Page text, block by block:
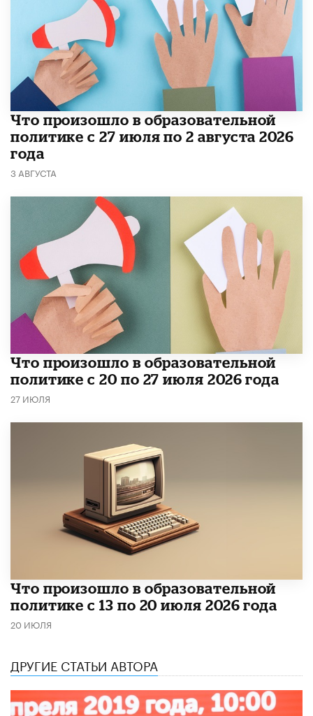
​Что произошло в образовательной
политике с 27 июля по 2 августа 2026
года
3 АВГУСТА
​Что произошло в образовательной
политике с 20 по 27 июля 2026 года
27 ИЮЛЯ
Что произошло в образовательной
политике с 13 по 20 июля 2026 года
20 ИЮЛЯ
ДРУГИЕ СТАТЬИ АВТОРА